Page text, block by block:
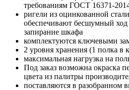
требованиям ГОСТ 16371-
ригели из оцинкованной
обеспечивают бесшумный
запирание шкафа
комплектуются ключевыми
2 уровня хранения (1 полка в
максимальная нагрузка на
Под заказ возможна окраска
цвета из палитры
поставляются в разобранном